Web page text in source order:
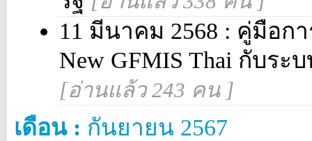
11 มีนาคม 2568 : คู่มือก
New GFMIS Thai กับร
[อ่านแล้ว 243 คน ]
เดือน : กันยายน 2567